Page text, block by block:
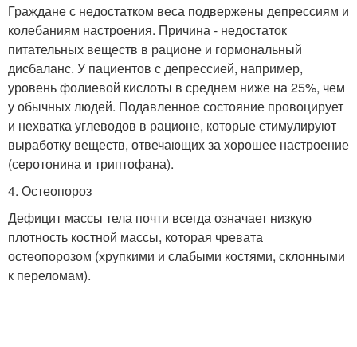
Граждане с недостатком веса подвержены депрессиям и
колебаниям настроения. Причина - недостаток
питательных веществ в рационе и гормональный
дисбаланс. У пациентов с депрессией, например,
уровень фолиевой кислоты в среднем ниже на 25%, чем
у обычных людей. Подавленное состояние провоцирует
и нехватка углеводов в рационе, которые стимулируют
выработку веществ, отвечающих за хорошее настроение
(серотонина и триптофана).
4. Остеопороз
Дефицит массы тела почти всегда означает низкую
плотность костной массы, которая чревата
остеопорозом (хрупкими и слабыми костями, склонными
к переломам).